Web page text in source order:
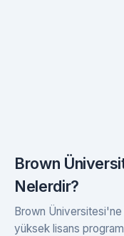
Brown
Nelerdir?
Brown
yüksek lisans